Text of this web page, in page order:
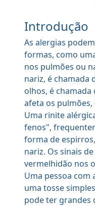
Introdução
As alergias
formas, como
nos pulmões ou
nariz, é chamada
olhos, é
afeta os pulmões,
Uma rinite
fenos",
forma de
nariz. Os sinais
vermelhidão nos
Uma pessoa com
uma tosse
pode ter grandes